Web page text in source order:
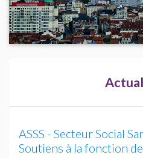
ASSS - Secteur Social
Soutiens à la fonction